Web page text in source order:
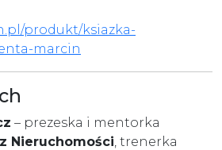
produkt/ksiazka-
marcin
– prezeska i mentorka
Nieruchomości, trenerka